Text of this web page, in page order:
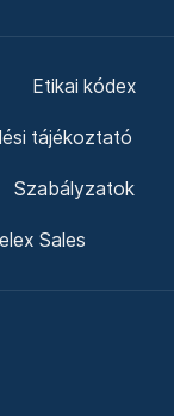
Etikai kódex
tájékoztató
Szabályzatok
Sales